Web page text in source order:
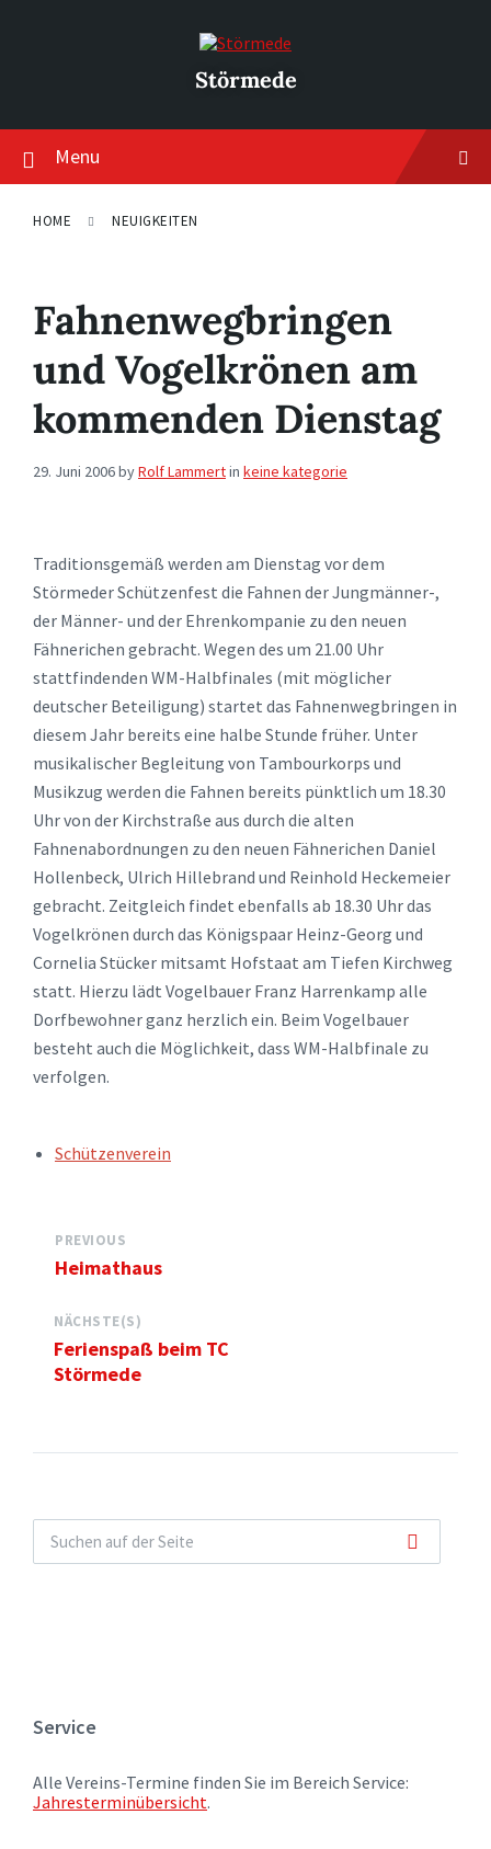
Störmede
Menu
HOME NEUIGKEITEN
Fahnenwegbringen
und Vogelkrönen am
kommenden Dienstag
29. Juni 2006byRolf Lammertin keine kategorie
Traditionsgemäß werden am Dienstag vor dem
Störmeder Schützenfest die Fahnen der Jungmänner-,
der Männer- und der Ehrenkompanie zu den neuen
Fähnerichen gebracht. Wegen des um 21.00 Uhr
stattfindenden WM-Halbfinales (mit möglicher
deutscher Beteiligung) startet das Fahnenwegbringen in
diesem Jahr bereits eine halbe Stunde früher. Unter
musikalischer Begleitung von Tambourkorps und
Musikzug werden die Fahnen bereits pünktlich um 18.30
Uhr von der Kirchstraße aus durch die alten
Fahnenabordnungen zu den neuen Fähnerichen Daniel
Hollenbeck, Ulrich Hillebrand und Reinhold Heckemeier
gebracht. Zeitgleich findet ebenfalls ab 18.30 Uhr das
Vogelkrönen durch das Königspaar Heinz-Georg und
Cornelia Stücker mitsamt Hofstaat am Tiefen Kirchweg
statt. Hierzu lädt Vogelbauer Franz Harrenkamp alle
Dorfbewohner ganz herzlich ein. Beim Vogelbauer
besteht auch die Möglichkeit, dass WM-Halbfinale zu
verfolgen.
TAGS:Schützenverein
PREVIOUS
Heimathaus
NÄCHSTE(S)
Ferienspaß beim TC
Störmede
Service
Alle Vereins-Termine finden Sie im Bereich Service:
Jahresterminübersicht.